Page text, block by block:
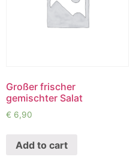
Großer frischer
gemischter Salat
€ 6,90
Add to cart